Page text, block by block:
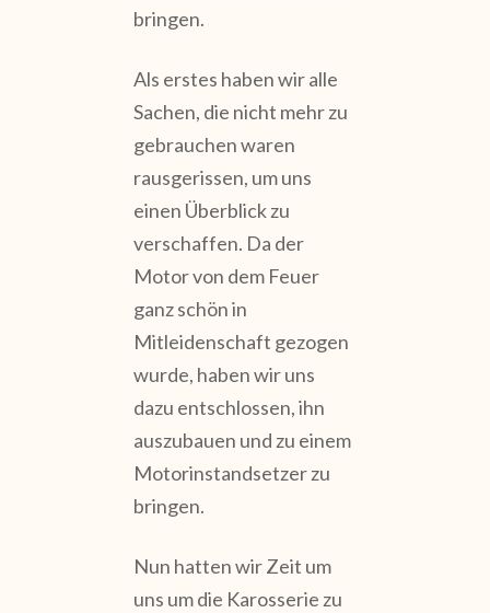
bringen.
Als erstes haben wir alle
Sachen, die nicht mehr zu
gebrauchen waren
rausgerissen, um uns
einen Überblick zu
verschaffen. Da der
Motor von dem Feuer
ganz schön in
Mitleidenschaft gezogen
wurde, haben wir uns
dazu entschlossen, ihn
auszubauen und zu einem
Motorinstandsetzer zu
bringen.
Nun hatten wir Zeit um
uns um die Karosserie zu